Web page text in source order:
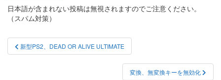
日本語が含まれない投稿は無視されますのでご注意ください。
（スパム対策）
投
稿
新型PS2、DEAD OR ALIVE ULTIMATE
変換、無変換キーを無効化